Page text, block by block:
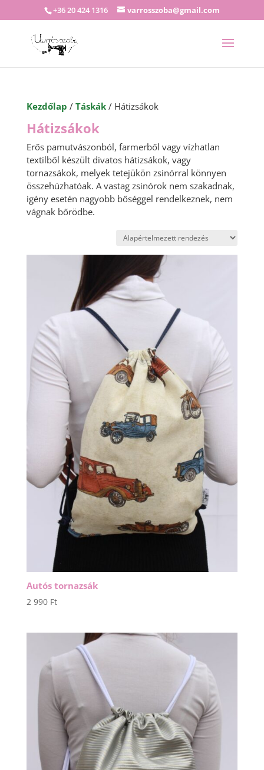
+36 20 424 1316 varrosszoba@gmail.com
Kezdőlap / Táskák/ Hátizsákok
Hátizsákok
Erős pamutvászonból, farmerből vagy vízhatlan
textilből készült divatos hátizsákok, vagy
tornazsákok, melyek tetejükön zsinórral könnyen
összehúzhatóak. A vastag zsinórok nem szakadnak,
igény esetén nagyobb bőséggel rendelkeznek, nem
vágnak bőrödbe.
Autós tornazsák
2 990 Ft